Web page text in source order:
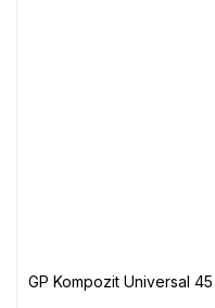
GP Kompozit Universal